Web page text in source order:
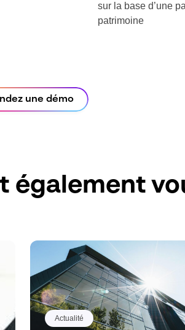
sur la base d’une
patrimoine
une démo
également
Actualité